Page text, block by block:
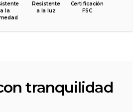
a la
Resistente
a la luz
Certificación
FSC
tranquilidad